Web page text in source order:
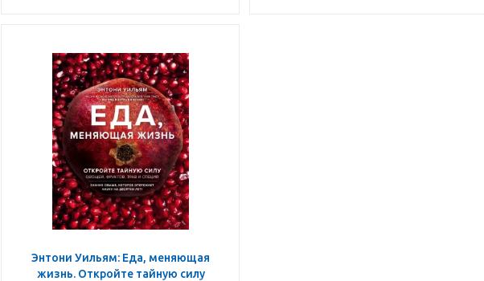
Энтони Уильям: Еда, меняющая
жизнь. Откройте тайную силу